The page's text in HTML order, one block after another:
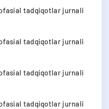
tadqiqotlar jurnali
tadqiqotlar jurnali
tadqiqotlar jurnali
tadqiqotlar jurnali